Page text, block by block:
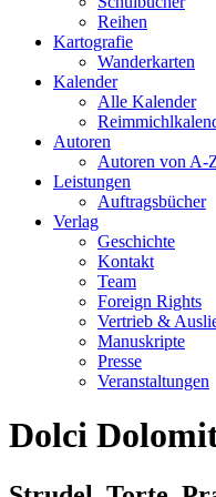
Reihen
Kartografie
Wanderkarten
Kalender
Alle Kalender
Autoren
Autoren von A-
Leistungen
Auftragsbücher
Verlag
Geschichte
Kontakt
Team
Foreign Rights
Vertrieb &
Manuskripte
Presse
Veranstaltungen
Dolci